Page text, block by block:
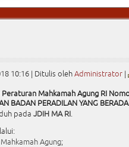
10:16 | Ditulis oleh Administrator |
Peraturan Mahkamah Agung RI
BADAN PERADILAN YANG
pada JDIH MA RI.
Agung;